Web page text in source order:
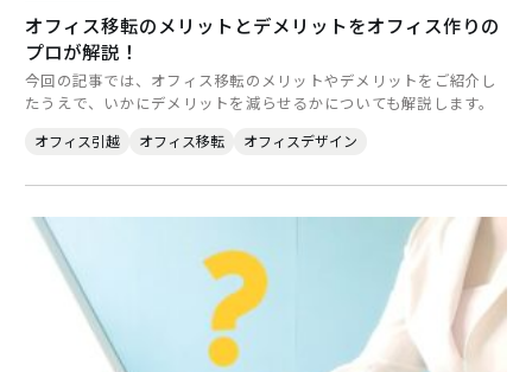
オフィス移転のメリットとデメリットをオフィス作りの
プロが解説！
今回の記事では、オフィス移転のメリットやデメリットをご紹介し
たうえで、いかにデメリットを減らせるかについても解説します。
オフィス引越 オフィス移転 オフィスデザイン